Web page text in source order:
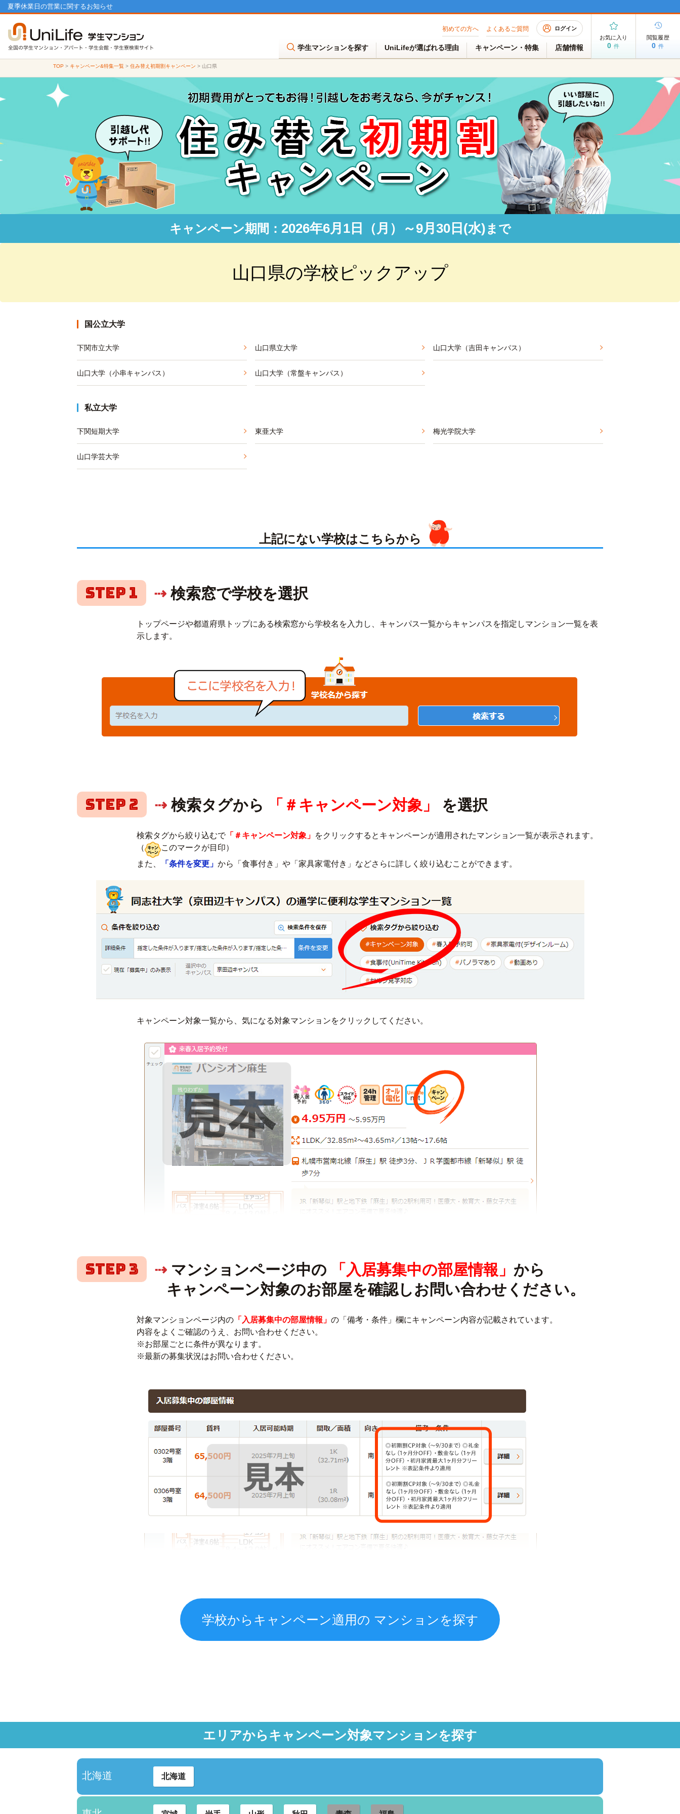
夏季休業日の営業に関するお知らせ
初めての方へ よくあるご質問 ログイン
学生マンションを探す UniLifeが選ばれる理由 キャンペーン・特集 店舗情報
お気に入り
0 件
閲覧履歴
0 件
TOP > キャンペーン&特集一覧> 住み替え初期割キャンペーン > 山口県
キャンペーン期間： 2026年6月1日（月）～9月30日(水)まで
山口県の学校ピックアップ
国公立大学
下関市立大学 山口県立大学 山口大学（吉田キャンパス）
山口大学（小串キャンパス） 山口大学（常盤キャンパス）
私立大学
下関短期大学 東亜大学 梅光学院大学
山口学芸大学
上記にない学校はこちらから
Step 1 ⇢ 検索窓で学校を選択
トップページや都道府県トップにある検索窓から学校名を入力し、キャンパス一覧からキャンパスを指定しマンション一覧を表
示します。
Step 2 ⇢ 検索タグから 「＃キャンペーン対象」 を選択
検索タグから絞り込むで「＃キャンペーン対象」 をクリックするとキャンペーンが適用されたマンション一覧が表示されます。
（
このマークが目印）
また、
「条件を変更」 から「食事付き」や「家具家電付き」などさらに詳しく絞り込むことができます。
キャンペーン対象一覧から、気になる対象マンションをクリックしてください。
Step 3 ⇢ マンションページ中の 「入居募集中の部屋情報」 から
キャンペーン対象のお部屋を確認しお問い合わせください。
対象マンションページ内の 「入居募集中の部屋情報」 の「備考・条件」欄にキャンペーン内容が記載されています。
内容をよくご確認のうえ、お問い合わせください。
※お部屋ごとに条件が異なります。
※最新の募集状況はお問い合わせください。
学校からキャンペーン適用の マンションを探す
エリアからキャンペーン対象マンションを探す
北海道 北海道